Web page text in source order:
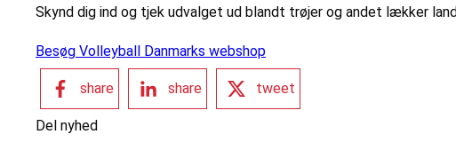
Skynd dig ind og tjek udvalget ud blandt trøjer og andet lækker
Besøg Volleyball Danmarks webshop
share share tweet
Del nyhed